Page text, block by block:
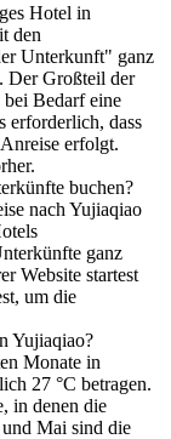
Hotel in
den
Unterkunft" ganz
Der Großteil der
bei Bedarf eine
erforderlich, dass
erfolgt.
buchen?
nach Yujiaqiao
ganz
Website startest
um die
Yujiaqiao?
Monate in
27 °C betragen.
in denen die
Mai sind die